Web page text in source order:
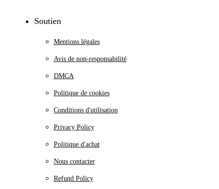
Soutien
Mentions légales
Avis de non-responsabilité
DMCA
Politique de cookies
Conditions d'utilisation
Privacy Policy
Politique d'achat
Nous contacter
Refund Policy